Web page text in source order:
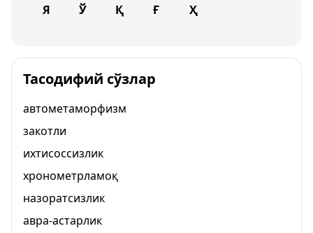
Я Ў Қ Ғ Ҳ
Тасодифий сўзлар
автометаморфизм
закотли
ихтисоссизлик
хронометрламоқ
назоратсизлик
авра-астарлик